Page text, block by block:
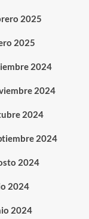
2025
2025
2024
2024
2024
2024
2024
2024
2024